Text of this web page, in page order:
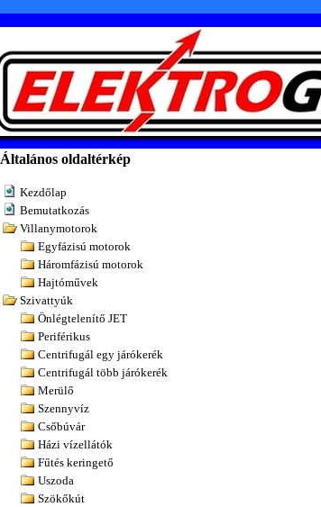
Általános oldaltérkép
Kezdőlap
Bemutatkozás
Villanymotorok
Egyfázisú motorok
Háromfázisú motorok
Hajtóművek
Szivattyúk
Önlégtelenítő JET
Periférikus
Centrifugál egy járókerék
Centrifugál több járókerék
Merülő
Szennyvíz
Csőbúvár
Házi vízellátók
Fűtés keringető
Uszoda
Szökőkút